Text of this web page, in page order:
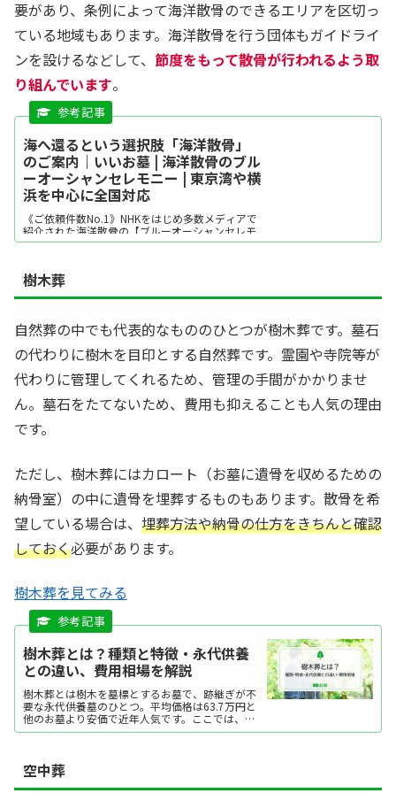
要があり、条例によって海洋散骨のできるエリアを区切っ
ている地域もあります。海洋散骨を行う団体もガイドライ
ンを設けるなどして、 節度をもって散骨が行われるよう取
り組んでいます。
海へ還るという選択肢「海洋散骨」
のご案内｜いいお墓 | 海洋散骨のブル
ーオーシャンセレモニー | 東京湾や横
浜を中心に全国対応
《ご依頼件数No.1》NHKをはじめ多数メディアで
紹介された海洋散骨の【ブルーオーシャンセレモ
ニー】チャーター散骨、合同散骨、代行散骨など
い。
樹木葬
自然葬の中でも代表的なもののひとつが樹木葬です。墓石
の代わりに樹木を目印とする自然葬です。霊園や寺院等が
代わりに管理してくれるため、管理の手間がかかりませ
ん。墓石をたてないため、費用も抑えることも人気の理由
です。
ただし、樹木葬にはカロート（お墓に遺骨を収めるための
納骨室）の中に遺骨を埋葬するものもあります。散骨を希
望している場合は、 埋葬方法や納骨の仕方をきちんと確認
しておく必要があります。
樹木葬を見てみる
樹木葬とは？種類と特徴・永代供養
との違い、費用相場を解説
樹木葬とは樹木を墓標とするお墓で、跡継ぎが不
要な永代供養墓のひとつ。平均価格は63.7万円と
他のお墓より安価で近年人気です。ここでは、樹
木葬の特徴や他のお墓との違い、費用相場などを
空中葬